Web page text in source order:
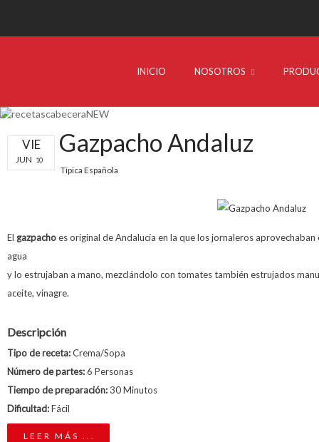
INICIO NOSOTROS
VIE
JUN 10
Gazpacho Andaluz
Típica Española
El gazpachoes original de Andalucía en la que los jornaleros
agua
y lo estrujaban a mano, mezclándolo con tomates también estrujados
aceite, vinagre.
Descripción
Tipo de receta:Crema/Sopa
Número de partes:6 Personas
Tiempo de preparación:30 Minutos
Dificultad:Fácil
LEER MÁS ...